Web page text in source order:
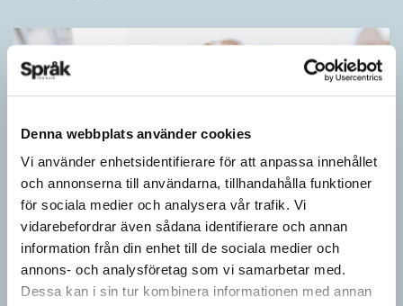
Denna webbplats använder cookies
Vi använder enhetsidentifierare för att anpassa innehållet
och annonserna till användarna, tillhandahålla funktioner
för sociala medier och analysera vår trafik. Vi
vidarebefordrar även sådana identifierare och annan
information från din enhet till de sociala medier och
annons- och analysföretag som vi samarbetar med.
Dessa kan i sin tur kombinera informationen med annan